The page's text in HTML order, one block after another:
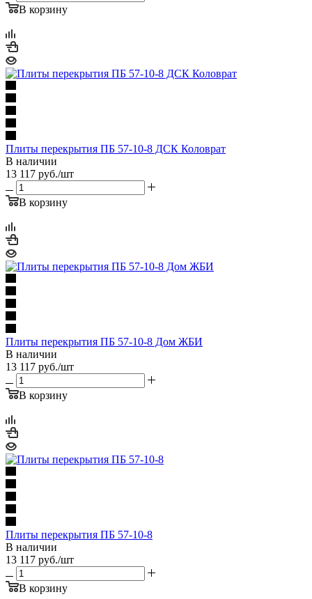
В корзину
Плиты перекрытия ПБ 57-10-8 ДСК Коловрат
В наличии
13 117 руб./шт
В корзину
Плиты перекрытия ПБ 57-10-8 Дом ЖБИ
В наличии
13 117 руб./шт
В корзину
Плиты перекрытия ПБ 57-10-8
В наличии
13 117 руб./шт
В корзину